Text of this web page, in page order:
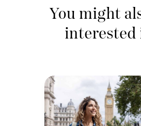
You might
interested